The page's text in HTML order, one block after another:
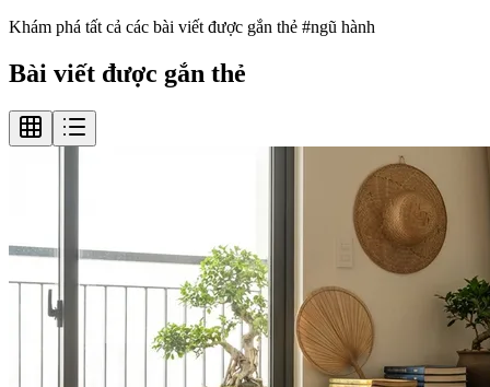
Khám phá tất cả các bài viết được gắn thẻ #ngũ hành
Bài viết được gắn thẻ